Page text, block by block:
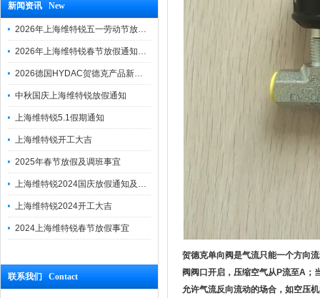
新闻资讯 New
2026年上海维特锐五一劳动节放假通知
2026年上海维特锐春节放假通知及调班安排
2026德国HYDAC贺德克产品新到一批现货
中秋国庆上海维特锐放假通知
上海维特锐5.1假期通知
上海维特锐开工大吉
2025年春节放假及调班事宜
上海维特锐2024国庆放假通知及调休安排
上海维特锐2024开工大吉
2024上海维特锐春节放假事宜
联系我们 Contact
贺德克单向阀是气流只能一个方向
阀阀口开启，压缩空气从P流至A；
允许气流反向流动的场合，如空压